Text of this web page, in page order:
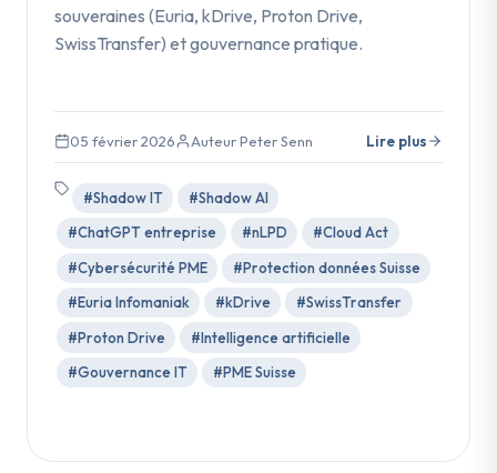
souveraines (Euria, kDrive, Proton Drive,
SwissTransfer) et gouvernance pratique.
05 février 2026 Auteur Peter Senn Lire plus
#Shadow IT
#Shadow AI
#ChatGPT entreprise
#nLPD
#Cloud Act
#Cybersécurité PME
#Protection données Suisse
#Euria Infomaniak
#kDrive
#SwissTransfer
#Proton Drive
#Intelligence artificielle
#Gouvernance IT
#PME Suisse